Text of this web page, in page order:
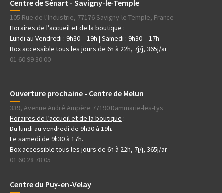
Centre de Sénart - Savigny-le-Temple
105 Rue de l’Industrie, 77176 Savigny-le-Temple, France
Horaires de l’accueil et de la boutique :
Lundi au Vendredi : 9h30 – 19h | Samedi : 9h30 – 17h
Box accessible tous les jours de 6h à 22h, 7j/j, 365j/an
01 60 99 30 00
Ouverture prochaine - Centre de Melun
339, Avenue André Ampère 77190 Dammarie-les-Lys
Horaires de l’accueil et de la boutique :
Du lundi au vendredi de 9h30 à 19h.
Le samedi de 9h30 à 17h.
Box accessible tous les jours de 6h à 22h, 7j/j, 365j/an
01 60 28 78 05
Centre du Puy-en-Velay